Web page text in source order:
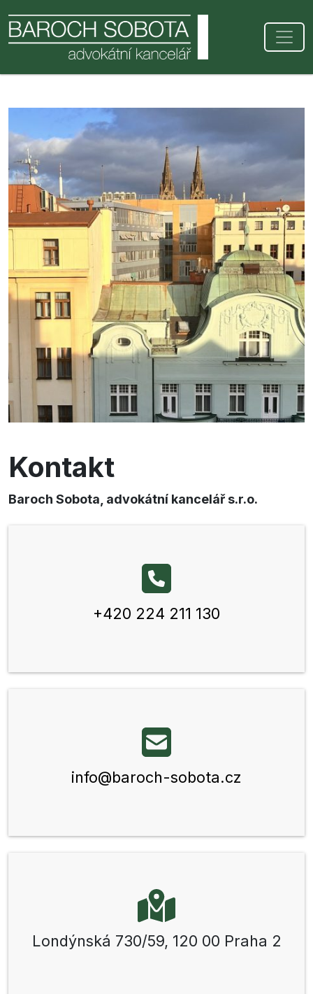
Kontakt
Baroch Sobota, advokátní kancelář s.r.o.
+420 224 211 130
info@baroch-sobota.cz
Londýnská 730/59, 120 00 Praha 2